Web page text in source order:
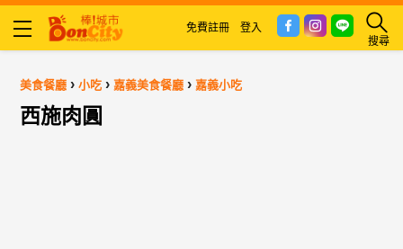
搜尋
免費註冊 登入
美食餐廳 ›小吃 ›嘉義美食餐廳 ›嘉義小吃
西施肉圓